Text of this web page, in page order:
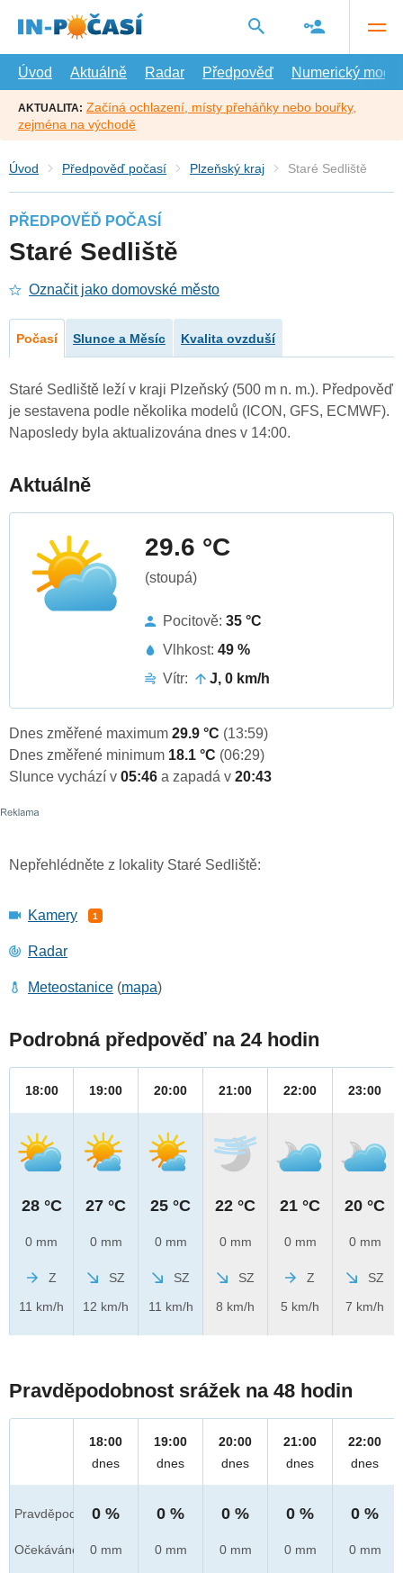
hlavní
Úvod
Aktuálně Radar Předpověď Numerický model
AKTUALITA: Začíná ochlazení, místy přeháňky nebo bouřky,
zejména na východě
Úvod Předpověď počasí Plzeňský kraj Staré Sedliště
PŘEDPOVĚĎ POČASÍ
Staré Sedliště
Označit jako domovské město
Počasí Slunce a Měsíc Kvalita ovzduší
Staré Sedliště leží v kraji Plzeňský (500 m n. m.). Předpověď
je sestavena podle několika modelů (ICON, GFS, ECMWF).
Naposledy byla aktualizována dnes v 14:00.
Aktuálně
29.6 °C
(stoupá)
Pocitově: 35 °C
Vlhkost: 49 %
Vítr:
J, 0 km/h
Dnes změřené maximum 29.9 °C (13:59)
Dnes změřené minimum 18.1 °C (06:29)
Slunce vychází v 05:46 a zapadá v 20:43
Nepřehlédněte z lokality Staré Sedliště:
Kamery 1
Radar
Meteostanice (mapa)
Podrobná předpověď na 24 hodin
18:00
28 °C
0 mm
Z
11 km/h
19:00
27 °C
0 mm
SZ
12 km/h
20:00
25 °C
0 mm
SZ
11 km/h
21:00
22 °C
0 mm
SZ
8 km/h
22:00
21 °C
0 mm
Z
5 km/h
23:00
20 °C
0 mm
SZ
7 km/h
Pravděpodobnost srážek na 48 hodin
Pravděpod.
Očekáváno
18:00
dnes
0 %
0 mm
19:00
dnes
0 %
0 mm
20:00
dnes
0 %
0 mm
21:00
dnes
0 %
0 mm
22:00
dnes
0 %
0 mm